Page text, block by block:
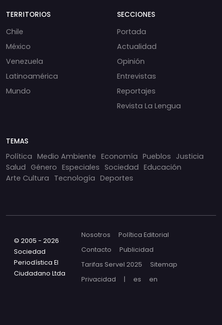
TERRITORIOS
Chile
México
Venezuela
Latinoamérica
Mundo
SECCIONES
Portada
Actualidad
Opinión
Entrevistas
Reportajes
Revista La Lengua
TEMAS
Política Medio Ambiente Economía Pueblos Justicia
Salud Género Especiales Sociedad Educación
Arte Cultura Tecnología Deportes
© 2005 - 2026
Sociedad
Periodística El
Ciudadano Ltda
Nosotros
Política Editorial
Contacto
Publicidad
Tarifas Servel 2025
Sitemap
Privacidad
| es en